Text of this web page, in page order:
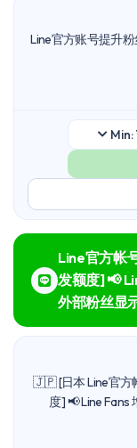
Line官方账号提升
Min:
Line官方帐
发额度] 📢
外部粉丝显
🇯🇵 [日本 Line官方
度] 📢 Line